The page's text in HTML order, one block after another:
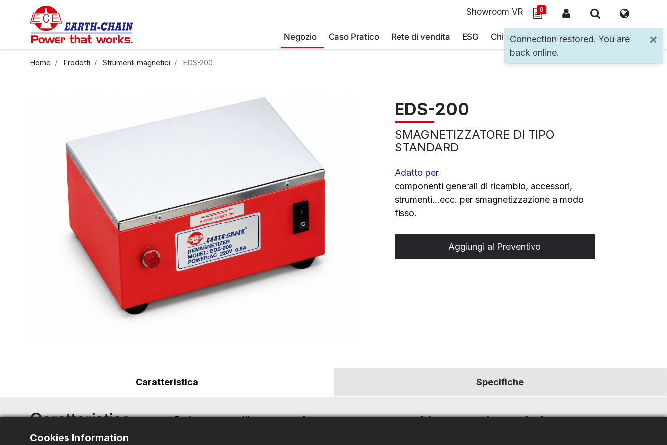
Negozio Caso Pratico Rete di vendita ESG Chi siamo Supporto Contattaci
0
Showroom VR
Home Prodotti Strumenti magnetici EDS-200
EDS-200
SMAGNETIZZATORE DI TIPO
STANDARD
Adatto per
componenti generali di ricambio, accessori,
strumenti...ecc. per smagnetizzazione a modo
fisso.
Aggiungi al Preventivo
Caratteristica Specifiche
Caratteristica Può essere utilizzato continuamente ma non per 24 ore senza interruzioni.
Cookies Information
×
Connection restored. You are
back online.